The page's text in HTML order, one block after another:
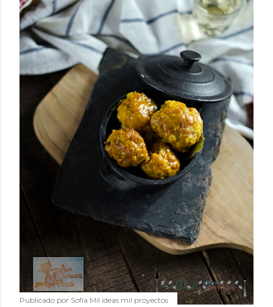
Publicado por Sofía Mil ideas mil proyectos